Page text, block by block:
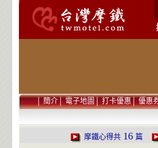
│簡介│電子地圖│打卡優惠│優惠
摩鐵心得共16 篇